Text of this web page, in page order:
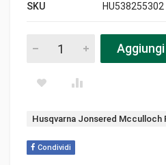
SKU HU538255302
Cavo 1260-1010 z z (inn gua)
Tag:
Husqvarna Jonsered Mcculloch
Condividi